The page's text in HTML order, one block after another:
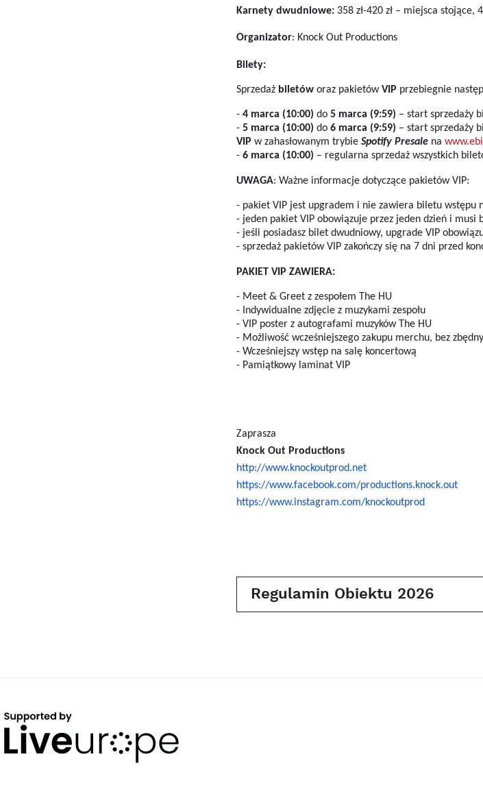
Karnety dwudniowe:358 zł-420 zł – miejsca stojące,
Organizator: Knock Out Productions
Bilety:
Sprzedaż biletów oraz pakietówVIP przebiegnie
- 4 marca (10:00) do 5 marca (9:59) – start sprzedaży
- 5 marca (10:00) do 6 marca (9:59) – start sprzedaży
VIP w zahasłowanym trybie Spotify Presale na
- 6 marca (10:00) – regularna sprzedaż wszystkich
UWAGA: Ważne informacje dotyczące pakietów VIP:
- pakiet VIP jest upgradem i nie zawiera biletu wstępu
- jeden pakiet VIP obowiązuje przez jeden dzień i
- jeśli posiadasz bilet dwudniowy, upgrade VIP
- sprzedaż pakietów VIP zakończy się na 7 dni przed
PAKIET VIP ZAWIERA:
- Meet & Greet z zespołem The HU
- Indywidualne zdjęcie z muzykami zespołu
- VIP poster z autografami muzyków The HU
- Możliwość wcześniejszego zakupu merchu, bez
- Wcześniejszy wstęp na salę koncertową
- Pamiątkowy laminat VIP
Zaprasza
Knock Out Productions
http://www.knockoutprod.net
https://www.facebook.com/productions.knock.out
https://www.instagram.com/knockoutprod
Regulamin Obiektu 2026